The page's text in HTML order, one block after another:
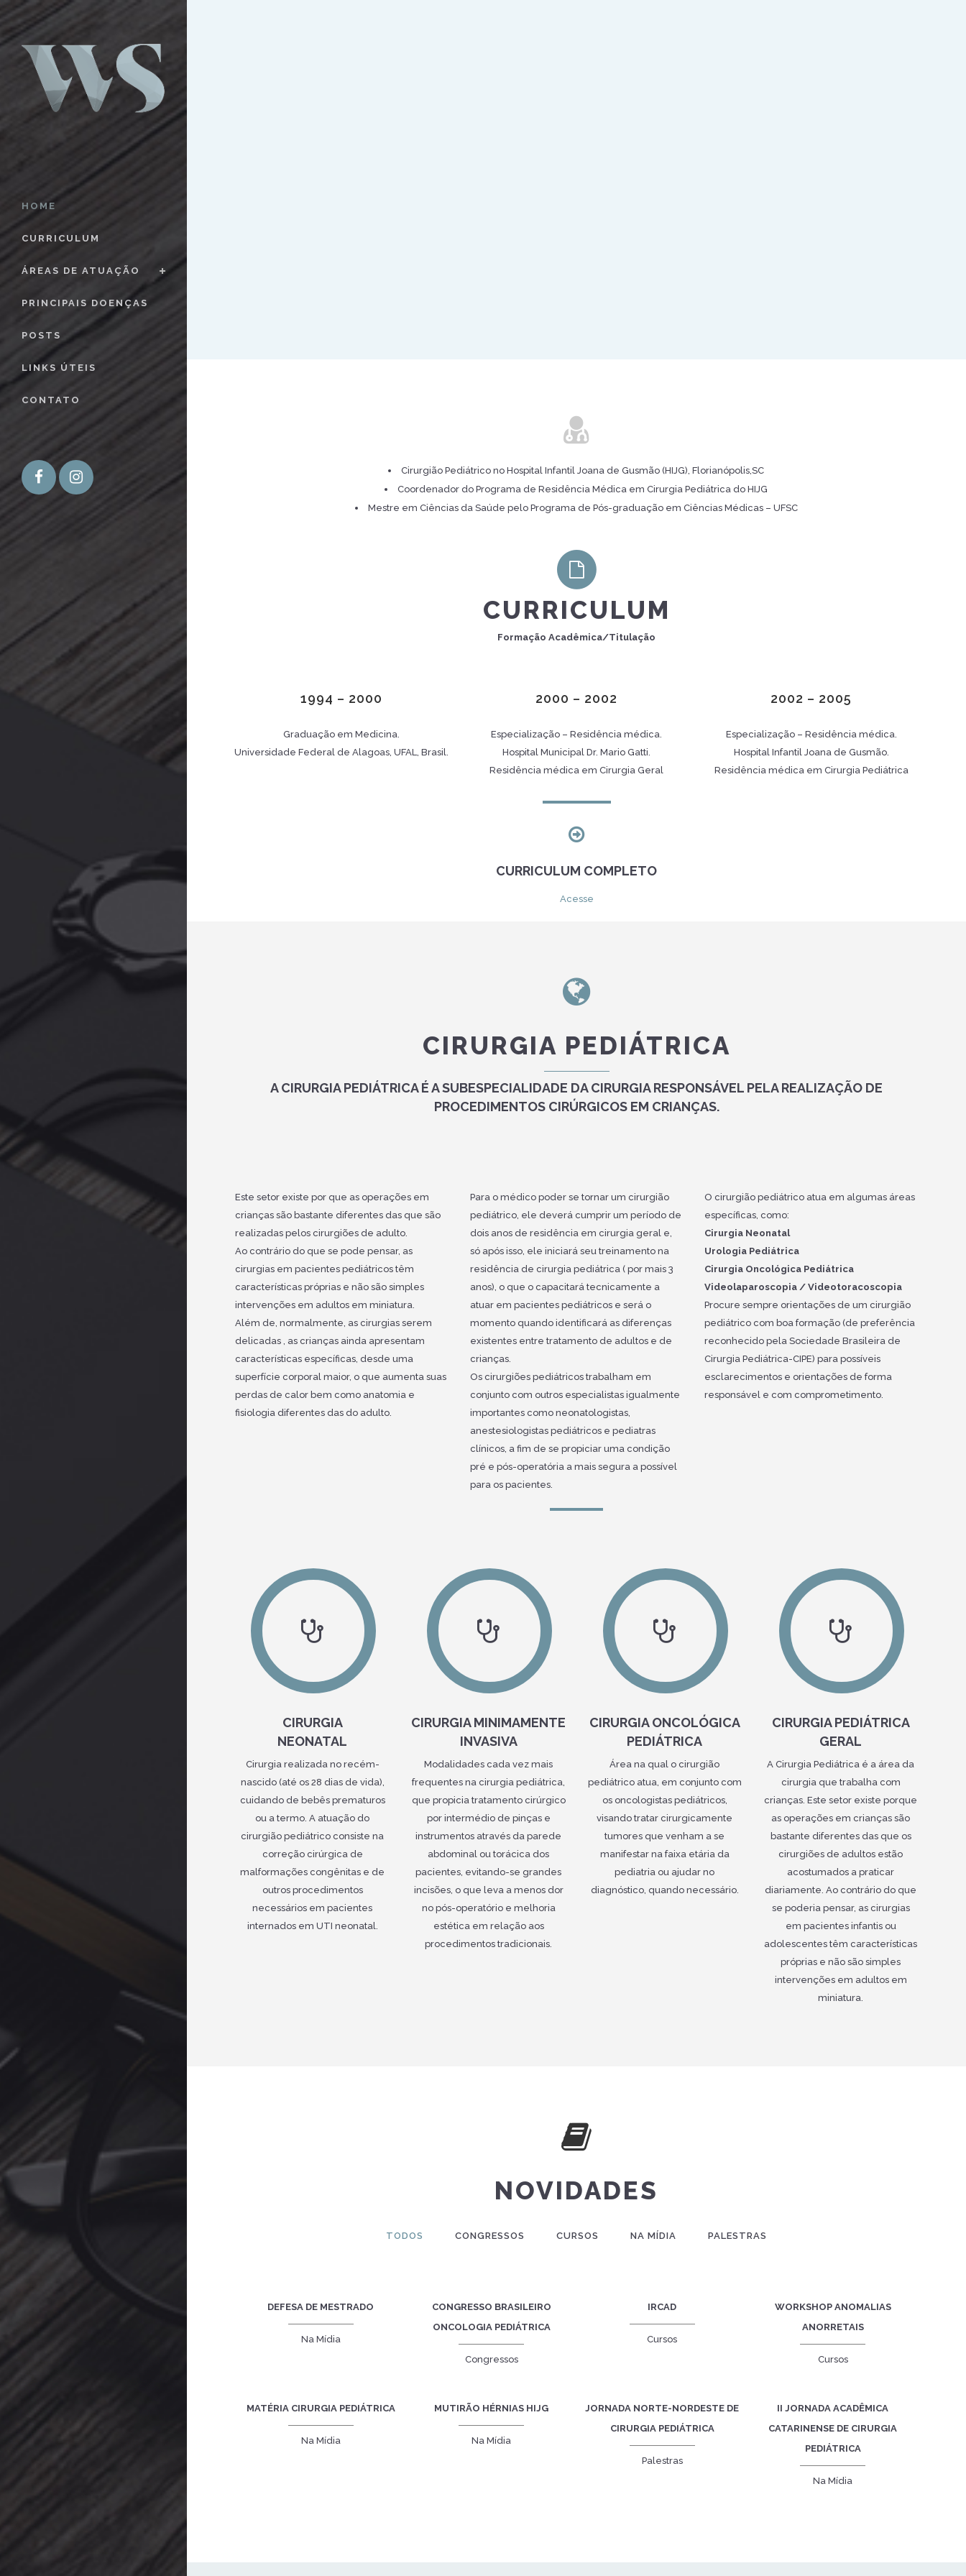
HOME
CURRICULUM
ÁREAS DE ATUAÇÃO
PRINCIPAIS DOENÇAS
POSTS
LINKS ÚTEIS
CONTATO
Cirurgião Pediátrico no Hospital Infantil Joana de Gusmão (HIJG), Florianópolis,SC
Coordenador do Programa de Residência Médica em Cirurgia Pediátrica do HIJG
Mestre em Ciências da Saúde pelo Programa de Pós-graduação em Ciências Médicas – UFSC
CURRICULUM
Formação Acadêmica/Titulação
1994 – 2000
Graduação em Medicina.
Universidade Federal de Alagoas, UFAL, Brasil.
2000 – 2002
Especialização – Residência médica.
Hospital Municipal Dr. Mario Gatti.
Residência médica em Cirurgia Geral
2002 – 2005
Especialização – Residência médica.
Hospital Infantil Joana de Gusmão.
Residência médica em Cirurgia Pediátrica
CURRICULUM COMPLETO
Acesse
CIRURGIA PEDIÁTRICA
A CIRURGIA PEDIÁTRICA É A SUBESPECIALIDADE DA CIRURGIA RESPONSÁVEL PELA REALIZAÇÃO DE
PROCEDIMENTOS CIRÚRGICOS EM CRIANÇAS.
Este setor existe por que as operações em
crianças são bastante diferentes das que são
realizadas pelos cirurgiões de adulto.
Ao contrário do que se pode pensar, as
cirurgias em pacientes pediátricos têm
características próprias e não são simples
intervenções em adultos em miniatura.
Além de, normalmente, as cirurgias serem
delicadas , as crianças ainda apresentam
características específicas, desde uma
superfície corporal maior, o que aumenta suas
perdas de calor bem como anatomia e
fisiologia diferentes das do adulto.
Para o médico poder se tornar um cirurgião
pediátrico, ele deverá cumprir um período de
dois anos de residência em cirurgia geral e,
só após isso, ele iniciará seu treinamento na
residência de cirurgia pediátrica ( por mais 3
anos), o que o capacitará tecnicamente a
atuar em pacientes pediátricos e será o
momento quando identificará as diferenças
existentes entre tratamento de adultos e de
crianças.
Os cirurgiões pediátricos trabalham em
conjunto com outros especialistas igualmente
importantes como neonatologistas,
anestesiologistas pediátricos e pediatras
clínicos, a fim de se propiciar uma condição
pré e pós-operatória a mais segura a possível
para os pacientes.
O cirurgião pediátrico atua em algumas áreas
específicas, como:
Cirurgia Neonatal
Urologia Pediátrica
Cirurgia Oncológica Pediátrica
Videolaparoscopia / Videotoracoscopia
Procure sempre orientações de um cirurgião
pediátrico com boa formação (de preferência
reconhecido pela Sociedade Brasileira de
Cirurgia Pediátrica-CIPE) para possíveis
esclarecimentos e orientações de forma
responsável e com comprometimento.
CIRURGIA
NEONATAL
Cirurgia realizada no recém-
nascido (até os 28 dias de vida),
cuidando de bebês prematuros
ou a termo. A atuação do
cirurgião pediátrico consiste na
correção cirúrgica de
malformações congênitas e de
outros procedimentos
necessários em pacientes
internados em UTI neonatal.
CIRURGIA MINIMAMENTE
INVASIVA
Modalidades cada vez mais
frequentes na cirurgia pediátrica,
que propicia tratamento cirúrgico
por intermédio de pinças e
instrumentos através da parede
abdominal ou torácica dos
pacientes, evitando-se grandes
incisões, o que leva a menos dor
no pós-operatório e melhoria
estética em relação aos
procedimentos tradicionais.
CIRURGIA ONCOLÓGICA
PEDIÁTRICA
Área na qual o cirurgião
pediátrico atua, em conjunto com
os oncologistas pediátricos,
visando tratar cirurgicamente
tumores que venham a se
manifestar na faixa etária da
pediatria ou ajudar no
diagnóstico, quando necessário.
CIRURGIA PEDIÁTRICA
GERAL
A Cirurgia Pediátrica é a área da
cirurgia que trabalha com
crianças. Este setor existe porque
as operações em crianças são
bastante diferentes das que os
cirurgiões de adultos estão
acostumados a praticar
diariamente. Ao contrário do que
se poderia pensar, as cirurgias
em pacientes infantis ou
adolescentes têm características
próprias e não são simples
intervenções em adultos em
miniatura.
NOVIDADES
TODOS CONGRESSOS CURSOS NA MÍDIA PALESTRAS
DEFESA DE MESTRADO
Na Mídia
CONGRESSO BRASILEIRO
ONCOLOGIA PEDIÁTRICA
Congressos
IRCAD
Cursos
WORKSHOP ANOMALIAS
ANORRETAIS
Cursos
MATÉRIA CIRURGIA PEDIÁTRICA
Na Mídia
MUTIRÃO HÉRNIAS HIJG
Na Mídia
JORNADA NORTE-NORDESTE DE
CIRURGIA PEDIÁTRICA
Palestras
II JORNADA ACADÊMICA
CATARINENSE DE CIRURGIA
PEDIÁTRICA
Na Mídia